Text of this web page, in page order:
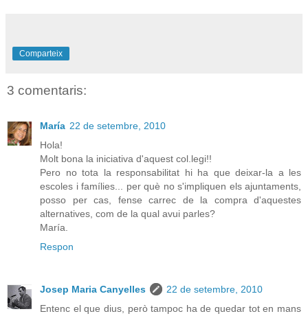
Comparteix
3 comentaris:
María 22 de setembre, 2010
Hola!
Molt bona la iniciativa d'aquest col.legi!!
Pero no tota la responsabilitat hi ha que deixar-la a les
escoles i famílies... per què no s'impliquen els ajuntaments,
posso per cas, fense carrec de la compra d'aquestes
alternatives, com de la qual avui parles?
María.
Respon
Josep Maria Canyelles
22 de setembre, 2010
Entenc el que dius, però tampoc ha de quedar tot en mans